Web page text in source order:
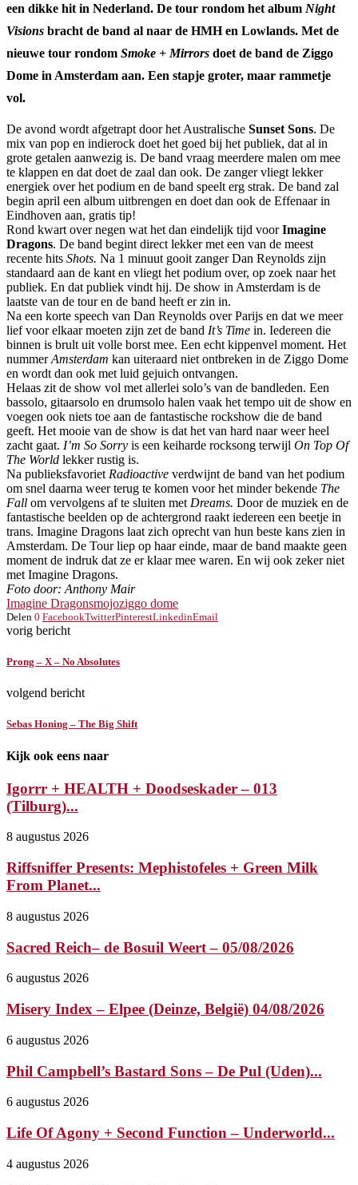
een dikke hit in Nederland. De tour rondom het album Night
Visions bracht de band al naar de HMH en Lowlands. Met de
nieuwe tour rondom Smoke + Mirrors doet de band de Ziggo
Dome in Amsterdam aan. Een stapje groter, maar rammetje
vol.
De avond wordt afgetrapt door het Australische Sunset Sons. De
mix van pop en indierock doet het goed bij het publiek, dat al in
grote getalen aanwezig is. De band vraag meerdere malen om mee
te klappen en dat doet de zaal dan ook. De zanger vliegt lekker
energiek over het podium en de band speelt erg strak. De band zal
begin april een album uitbrengen en doet dan ook de Effenaar in
Eindhoven aan, gratis tip!
Rond kwart over negen wat het dan eindelijk tijd voorImagine
Dragons. De band begint direct lekker met een van de meest
recente hits Shots. Na 1 minuut gooit zanger Dan Reynolds zijn
standaard aan de kant en vliegt het podium over, op zoek naar het
publiek. En dat publiek vindt hij. De show in Amsterdam is de
laatste van de tour en de band heeft er zin in.
Na een korte speech van Dan Reynolds over Parijs en dat we meer
lief voor elkaar moeten zijn zet de band It’s Time in. Iedereen die
binnen is brult uit volle borst mee. Een echt kippenvel moment. Het
nummerAmsterdam kan uiteraard niet ontbreken in de Ziggo Dome
en wordt dan ook met luid gejuich ontvangen.
Helaas zit de show vol met allerlei solo’s van de bandleden. Een
bassolo, gitaarsolo en drumsolo halen vaak het tempo uit de show en
voegen ook niets toe aan de fantastische rockshow die de band
geeft. Het mooie van de show is dat het van hard naar weer heel
zacht gaat. I’m So Sorry is een keiharde rocksong terwijl On Top Of
The World lekker rustig is.
Na publieksfavoriet Radioactive verdwijnt de band van het podium
om snel daarna weer terug te komen voor het minder bekende The
Fall om vervolgens af te sluiten met Dreams. Door de muziek en de
fantastische beelden op de achtergrond raakt iedereen een beetje in
trans. Imagine Dragons laat zich oprecht van hun beste kans zien in
Amsterdam. De Tour liep op haar einde, maar de band maakte geen
moment de indruk dat ze er klaar mee waren. En wij ook zeker niet
met Imagine Dragons.
Foto door: Anthony Mair
Imagine Dragonsmojoziggo dome
Delen 0 FacebookTwitterPinterestLinkedinEmail
vorig bericht
Prong – X – No Absolutes
volgend bericht
Sebas Honing – The Big Shift
Kijk ook eens naar
Igorrr + HEALTH + Doodseskader – 013
(Tilburg)...
8 augustus 2026
Riffsniffer Presents: Mephistofeles + Green Milk
From Planet...
8 augustus 2026
Sacred Reich– de Bosuil Weert – 05/08/2026
6 augustus 2026
Misery Index – Elpee (Deinze, België) 04/08/2026
6 augustus 2026
Phil Campbell’s Bastard Sons – De Pul (Uden)...
6 augustus 2026
Life Of Agony + Second Function – Underworld...
4 augustus 2026